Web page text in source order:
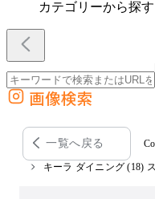
カテゴリーから探す
外部サイトの商品をカートに追加
他のサイトで見つけた商品ページのURL
画像検索
一覧へ戻る
キーラ ダイニング (18)